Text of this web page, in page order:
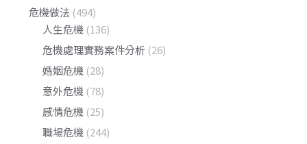
危機做法 (494)
人生危機 (136)
危機處理實務案件分析 (26)
婚姻危機 (28)
意外危機 (78)
感情危機 (25)
職場危機 (244)